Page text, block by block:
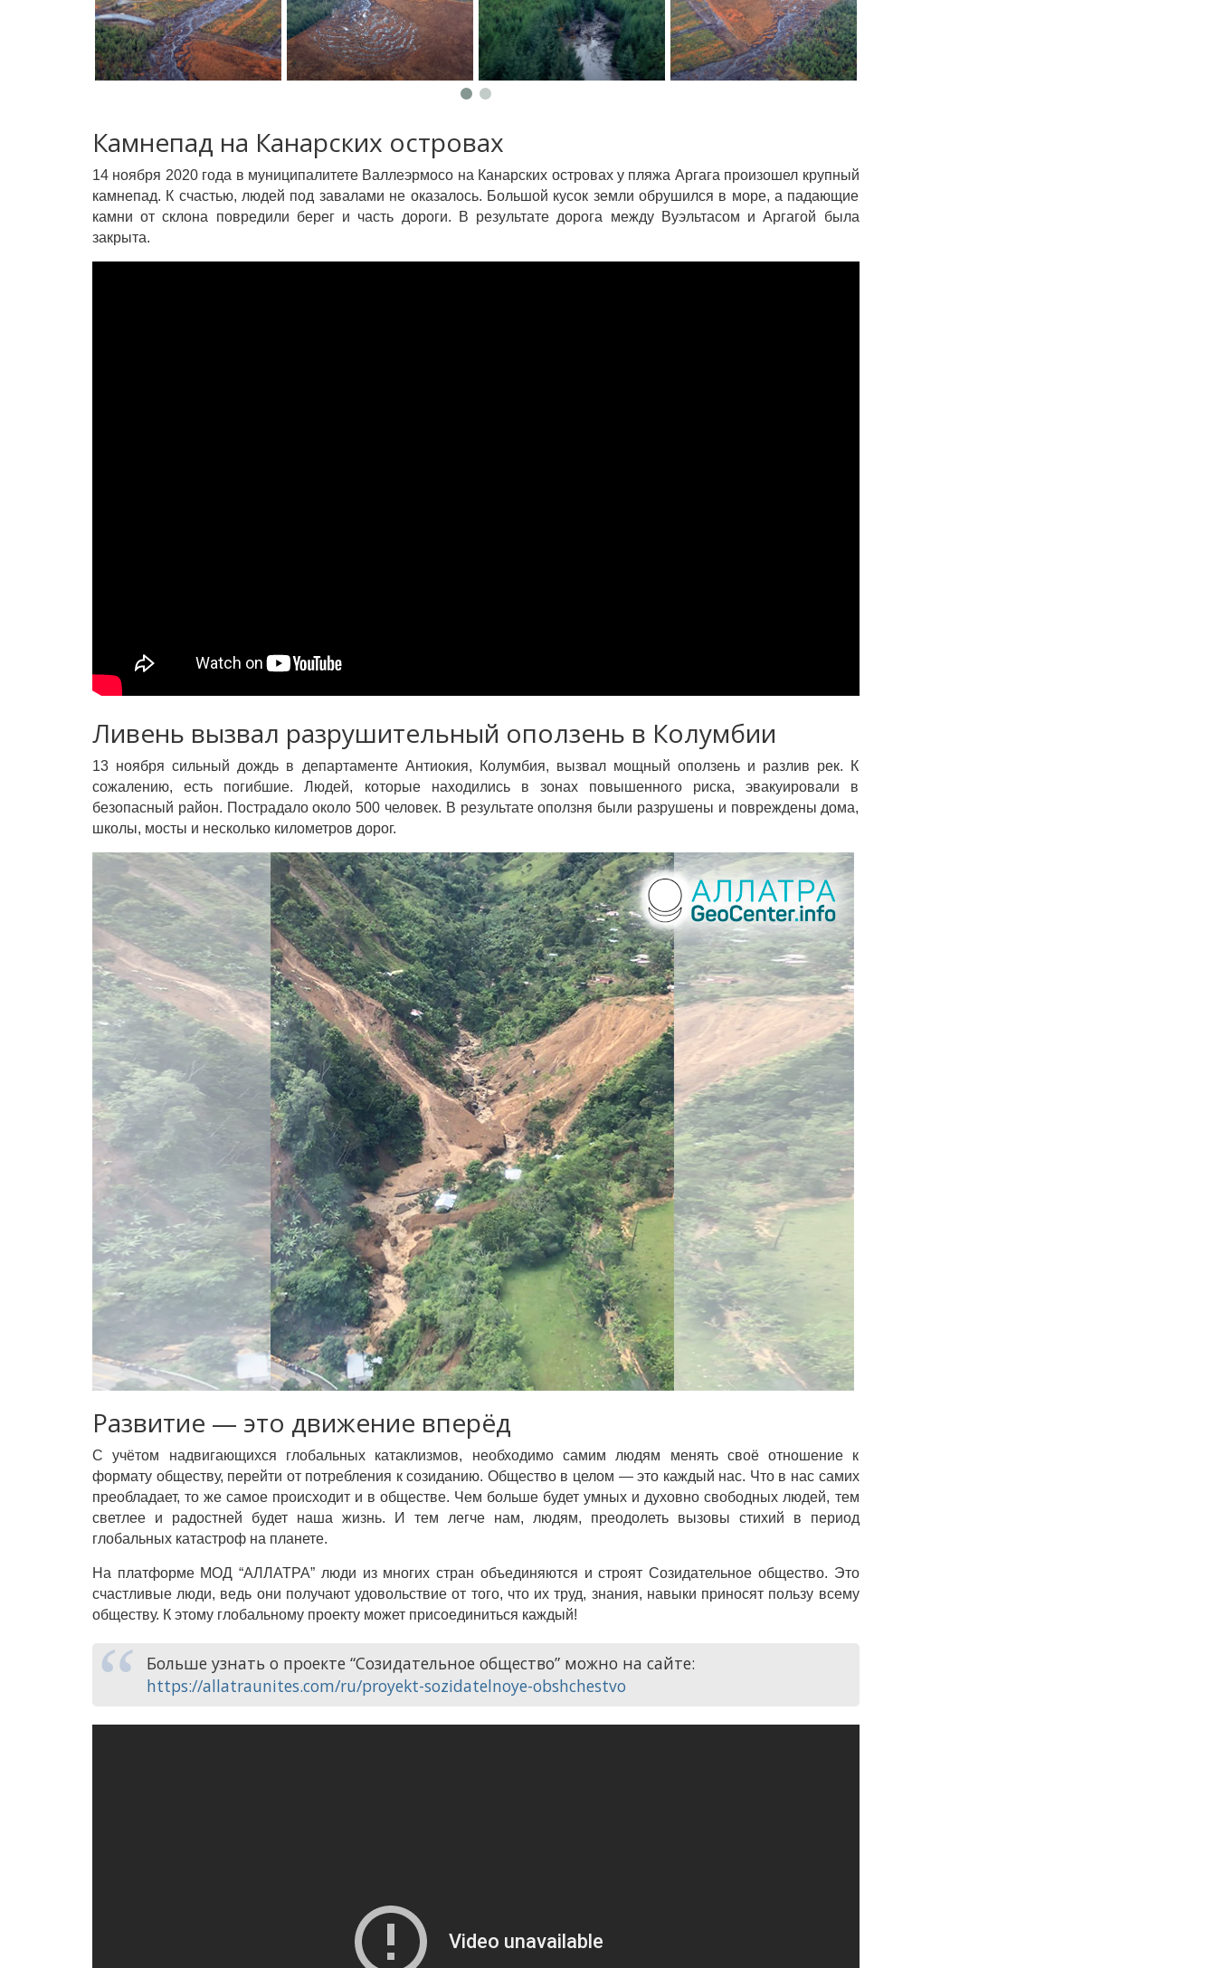
Камнепад на Канарских островах
14 ноября 2020 года в муниципалитете Валлеэрмосо на Канарских островах у пляжа Аргага произошел крупный
камнепад. К счастью, людей под завалами не оказалось. Большой кусок земли обрушился в море, а падающие
камни от склона повредили берег и часть дороги. В результате дорога между Вуэльтасом и Аргагой была
закрыта.
Ливень вызвал разрушительный оползень в Колумбии
13 ноября сильный дождь в департаменте Антиокия, Колумбия, вызвал мощный оползень и разлив рек. К
сожалению, есть погибшие. Людей, которые находились в зонах повышенного риска, эвакуировали в
безопасный район. Пострадало около 500 человек. В результате оползня были разрушены и повреждены дома,
школы, мосты и несколько километров дорог.
Развитие — это движение вперёд
С учётом надвигающихся глобальных катаклизмов, необходимо самим людям менять своё отношение к
формату обществу, перейти от потребления к созиданию. Общество в целом — это каждый нас. Что в нас самих
преобладает, то же самое происходит и в обществе. Чем больше будет умных и духовно свободных людей, тем
светлее и радостней будет наша жизнь. И тем легче нам, людям, преодолеть вызовы стихий в период
глобальных катастроф на планете.
На платформе МОД “АЛЛАТРА” люди из многих стран объединяются и строят Созидательное общество. Это
счастливые люди, ведь они получают удовольствие от того, что их труд, знания, навыки приносят пользу всему
обществу. К этому глобальному проекту может присоединиться каждый!
Больше узнать о проекте “Созидательное общество” можно на сайте:
https://allatraunites.com/ru/proyekt-sozidatelnoye-obshchestvo